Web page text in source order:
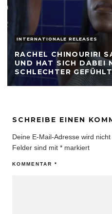
INTERNATIONALE RELEASES
RACHEL CHINOURIRI
UND HAT SICH DABEI
SCHLECHTER
SCHREIBE EINEN
Deine E-Mail-Adresse wird nicht
Felder sind mit * markiert
KOMMENTAR *